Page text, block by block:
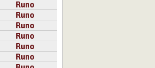
Runo
Runo
Runo
Runo
Runo
Runo